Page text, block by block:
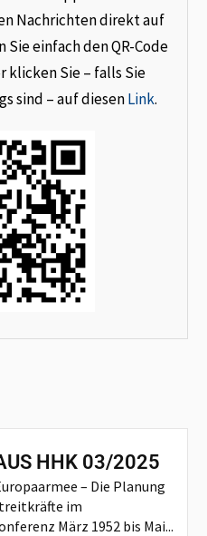
Nachrichten direkt auf
Sie einfach den QR-Code
klicken Sie – falls Sie
sind – auf diesenLink.
HHK 03/2025
– Die Planung
im
März 1952 bis Mai...